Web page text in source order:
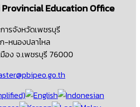
Education Office
ารจังหวัดเพชรบุรี
-หนองปลาไหล
อง จ.เพชรบุรี 76000